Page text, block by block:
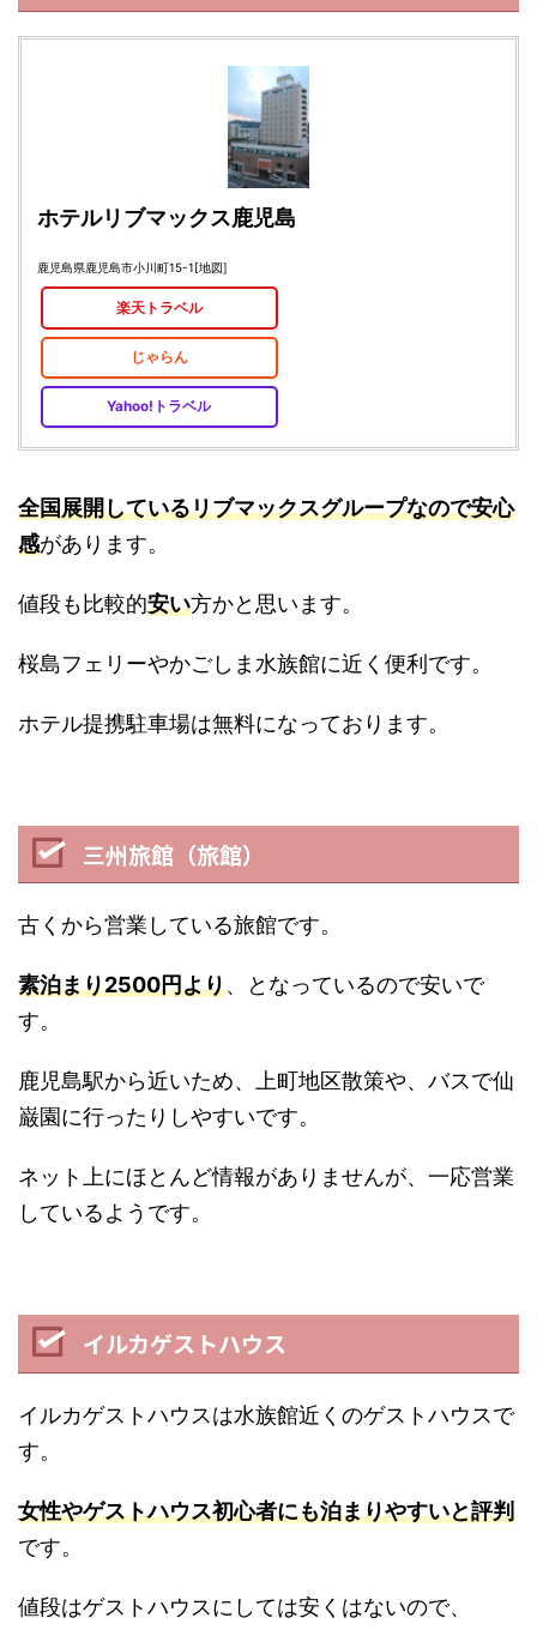
ホテルリブマックス鹿児島
鹿児島県鹿児島市小川町15-1 [地図]
楽天トラベル
じゃらん
Yahoo!トラベル
全国展開しているリブマックスグループなので安心
感があります。
値段も比較的安い方かと思います。
桜島フェリーやかごしま水族館に近く便利です。
ホテル提携駐車場は無料になっております。
三州旅館（旅館）
古くから営業している旅館です。
素泊まり2500円より、となっているので安いで
す。
鹿児島駅から近いため、上町地区散策や、バスで仙
巌園に行ったりしやすいです。
ネット上にほとんど情報がありませんが、一応営業
しているようです。
イルカゲストハウス
イルカゲストハウスは水族館近くのゲストハウスで
す。
女性やゲストハウス初心者にも泊まりやすいと評判
です。
値段はゲストハウスにしては安くはないので、